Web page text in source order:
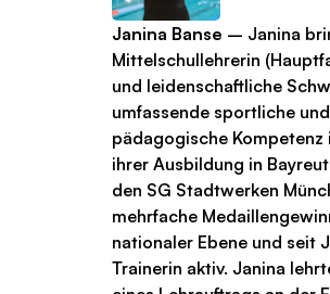
Janina Banse – Janina
Mittelschullehrerin
und leidenschaftliche
umfassende sportliche und
pädagogische Kompetenz
ihrer Ausbildung in
den SG Stadtwerken
mehrfache
nationaler Ebene und seit
Trainerin aktiv. Janina